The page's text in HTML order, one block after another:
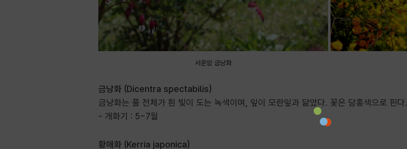
서운암 금낭화
금낭화 (Dicentra spectabilis)
금낭화는 풀 전체가 흰 빛이 도는 녹색이며, 잎이 모란잎과 닮았다. 꽃은 담홍색으로 핀다.
- 개화기 : 5~7월
황매화 (Kerria japonica)